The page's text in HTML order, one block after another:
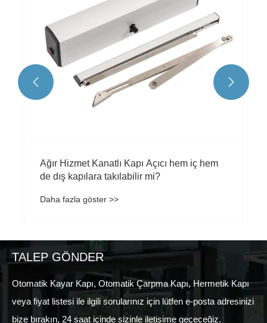
 
TALEP GÖNDER
Otomatik Kayar Kapı, Otomatik Çarpma Kapı, Hermetik Kapı
veya fiyat listesi ile ilgili sorularınız için lütfen e-posta adresinizi
bize bırakın, 24 saat içinde sizinle iletişime geçeceğiz.